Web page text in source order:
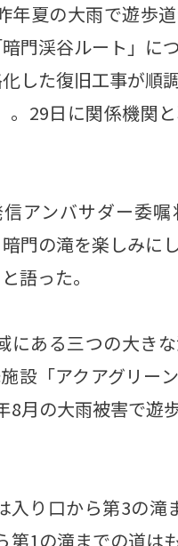
夏の大雨で遊歩
門渓谷ルート」に
した復旧工事が順
29日に関係機関
アンバサダー委
門の滝を楽しみに
語った。
ある三つの大き
設「アクアグリー
月の大雨被害で遊
り口から第3の滝
1の滝までの道は